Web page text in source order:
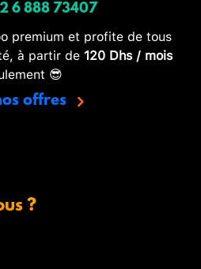
6 888 73407
premium et profite de tous
à partir de 120 Dhs / mois
😎
offres
?